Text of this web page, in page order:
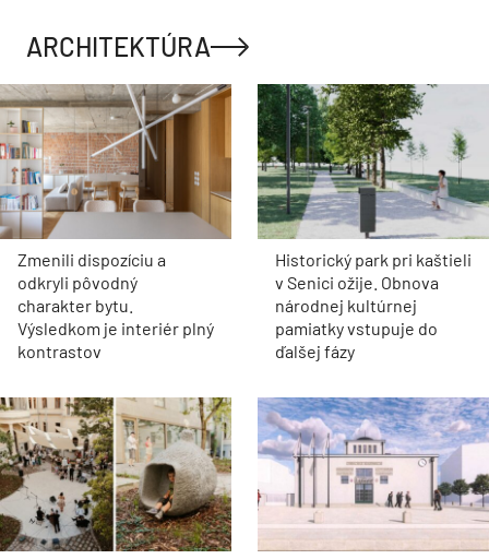
ARCHITEKTÚRA
Zmenili dispozíciu a
odkryli pôvodný
charakter bytu.
Výsledkom je interiér plný
kontrastov
Historický park pri kaštieli
v Senici ožije. Obnova
národnej kultúrnej
pamiatky vstupuje do
ďalšej fázy